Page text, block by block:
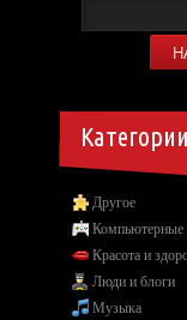
Другое
Компьютерные
Красота и
Люди и блоги
Музыка